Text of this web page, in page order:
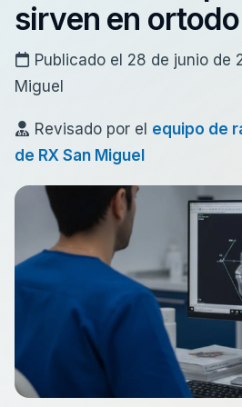
sirven en
Publicado el 28 de junio de
Miguel
Revisado por el equipo de
de RX San Miguel